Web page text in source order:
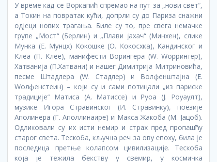
У време кад се Воркапић спремао на пут за „нови свет“,
а Токин на повратак кући, допрли су до Париза снажни
одјеци нових трагања. Биле су то, пре свега немачке
групе „Мост“ (Берлин) и „Плави јахач“ (Минхен), слике
Мунка (Е. Мунцх) Кокошке (О. Кокосхка), Кандинског и
Клеа (П. Клее), манифести Ворингера (W. Wоррингер),
Хатванија (П.Хатвани) и нашег Димитрија Митриновића,
песме Штадлера (W. Стадлер) и Волфенштајна (Е.
Wолфенстеин) – који су и сами потицали „из париске
традиције“ Матиса (А. Матиссе) и Руоа (Ј. Роуаулт),
музике Игора Стравинског (И. Стравинкy), поезије
Аполинера (Г. Аполлинаире) и Макса Жакоба (М. Јацоб).
Одликовали су их исти немир и страх пред пропашћу
старог света. Тескоба, кључна реч за ову епоху, била је
последица претње колапсом цивилизације. Тескоба
која је тежила бекству у свемир, у космичка